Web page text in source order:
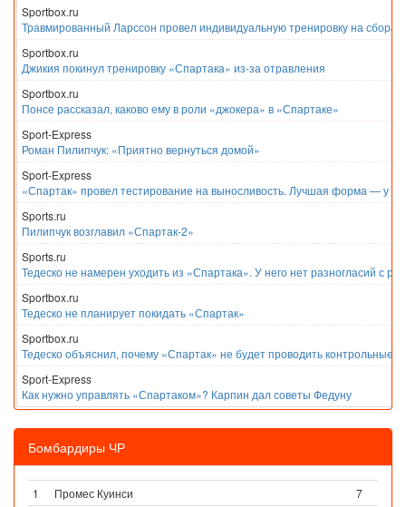
Sportbox.ru
Травмированный Ларссон провел индивидуальную тренировку на
Sportbox.ru
Джикия покинул тренировку «Спартака» из-за отравления
Sportbox.ru
Понсе рассказал, каково ему в роли «джокера» в «Спартаке»
Sport-Express
Роман Пилипчук: «Приятно вернуться домой»
Sport-Express
«Спартак» провел тестирование на выносливость. Лучшая форма — у
Sports.ru
Пилипчук возглавил «Спартак-2»
Sports.ru
Тедеско не намерен уходить из «Спартака». У него нет разногласий с
Sportbox.ru
Тедеско не планирует покидать «Спартак»
Sportbox.ru
Тедеско объяснил, почему «Спартак» не будет проводить контрольные
Sport-Express
Как нужно управлять «Спартаком»? Карпин дал советы Федуну
Бомбардиры ЧР
1 Промес Куинси
7